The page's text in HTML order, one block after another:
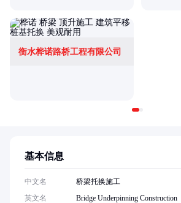
衡水桦诺路桥工程有限公司
基本信息
中文名
桥梁托换施工
英文名
Bridge Underpinning Construction